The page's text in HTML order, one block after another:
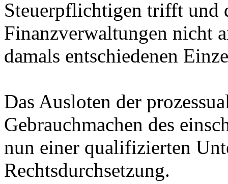
Steuerpflichtigen trifft und
Finanzverwaltungen nicht
damals entschiedenen
Das Ausloten der
Gebrauchmachen des
nun einer qualifizierten
Rechtsdurchsetzung.